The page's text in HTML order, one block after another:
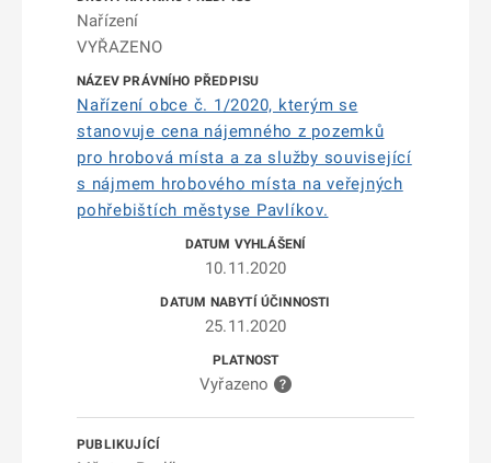
Nařízení
VYŘAZENO
Nařízení obce č. 1/2020, kterým se
stanovuje cena nájemného z pozemků
pro hrobová místa a za služby související
s nájmem hrobového místa na veřejných
pohřebištích městyse Pavlíkov.
10.11.2020
25.11.2020
Vyřazeno